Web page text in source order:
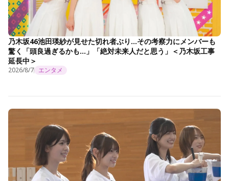
乃木坂46池田瑛紗が見せた切れ者ぶり…その考察力にメンバーも
驚く「頭良過ぎるかも…」「絶対未来人だと思う」＜乃木坂工事
延長中＞
2026/8/7 エンタメ